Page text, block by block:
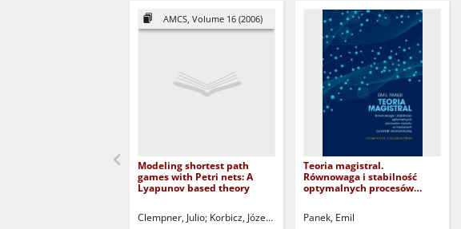
AMCS, Volume 16 (2006)
Modeling shortest path
games with Petri nets: A
Lyapunov based theory
Clempner, Julio Korbicz, Józef (1951- ) - red. Uciński, Dariusz - red.
Teoria magistral.
Równowaga i stabilność
optymalnych procesów
Turnpike theory.
Panek, Emil